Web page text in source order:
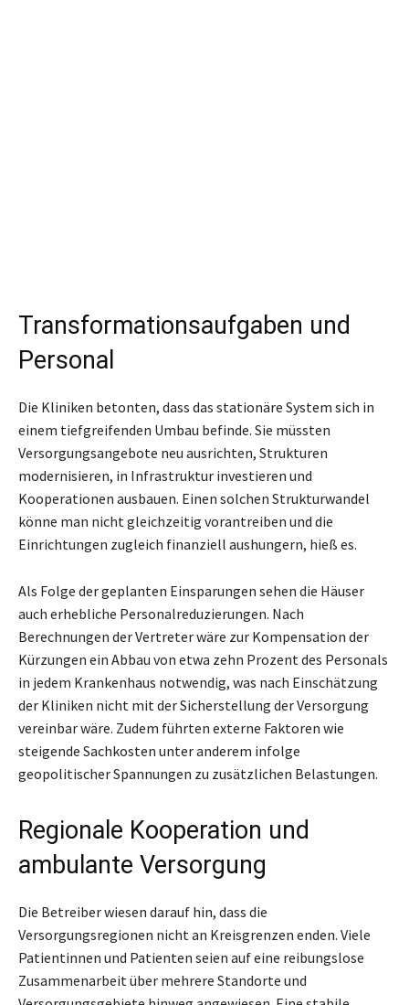
Transformationsaufgaben und
Personal
Die Kliniken betonten, dass das stationäre System sich in
einem tiefgreifenden Umbau befinde. Sie müssten
Versorgungsangebote neu ausrichten, Strukturen
modernisieren, in Infrastruktur investieren und
Kooperationen ausbauen. Einen solchen Strukturwandel
könne man nicht gleichzeitig vorantreiben und die
Einrichtungen zugleich finanziell aushungern, hieß es.
Als Folge der geplanten Einsparungen sehen die Häuser
auch erhebliche Personalreduzierungen. Nach
Berechnungen der Vertreter wäre zur Kompensation der
Kürzungen ein Abbau von etwa zehn Prozent des Personals
in jedem Krankenhaus notwendig, was nach Einschätzung
der Kliniken nicht mit der Sicherstellung der Versorgung
vereinbar wäre. Zudem führten externe Faktoren wie
steigende Sachkosten unter anderem infolge
geopolitischer Spannungen zu zusätzlichen Belastungen.
Regionale Kooperation und
ambulante Versorgung
Die Betreiber wiesen darauf hin, dass die
Versorgungsregionen nicht an Kreisgrenzen enden. Viele
Patientinnen und Patienten seien auf eine reibungslose
Zusammenarbeit über mehrere Standorte und